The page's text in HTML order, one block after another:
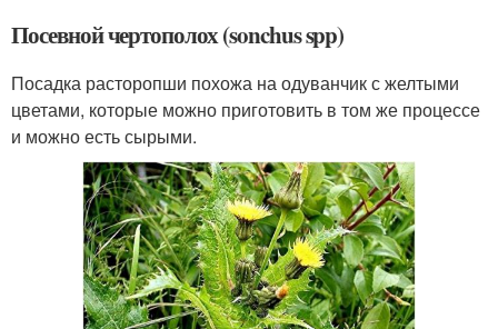
Посевной чертополох (sonchus spp)
Посадка расторопши похожа на одуванчик с желтыми
цветами, которые можно приготовить в том же процессе
и можно есть сырыми.